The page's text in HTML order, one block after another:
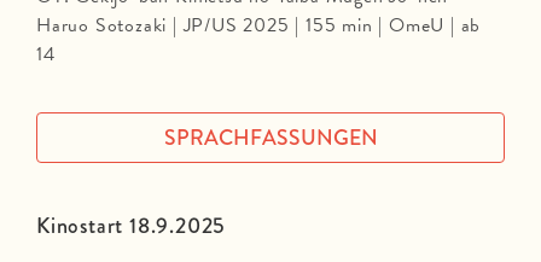
Kinostart 18.9.2025
Haruo Sotozaki | JP/US 2025 | 155 min | OmeU | ab
14
SPRACHFASSUNGEN